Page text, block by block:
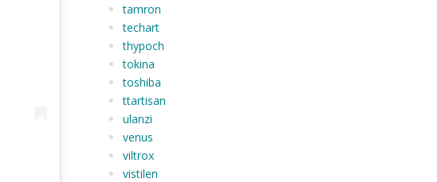
tamron
techart
thypoch
tokina
toshiba
ttartisan
ulanzi
venus
viltrox
vistilen